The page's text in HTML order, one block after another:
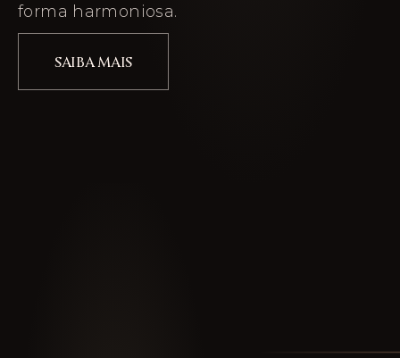
forma harmoniosa.
SAIBA MAIS